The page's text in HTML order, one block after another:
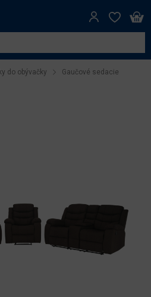
do obývačky
Gaučové sedacie